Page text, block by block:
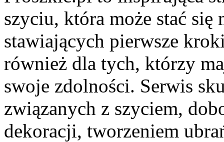
szyciu, która może stać
stawiających pierwsze
również dla tych, którzy
swoje zdolności. Serwis
związanych z szyciem,
dekoracji, tworzeniem